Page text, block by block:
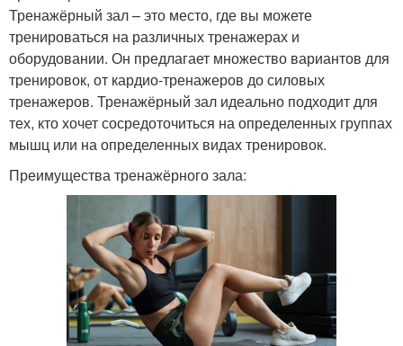
Тренажёрный зал – это место, где вы можете
тренироваться на различных тренажерах и
оборудовании. Он предлагает множество вариантов для
тренировок, от кардио-тренажеров до силовых
тренажеров. Тренажёрный зал идеально подходит для
тех, кто хочет сосредоточиться на определенных группах
мышц или на определенных видах тренировок.
Преимущества тренажёрного зала: